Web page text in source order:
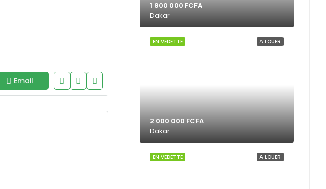
Email
1 800 000 FCFA
Dakar
A LOUER
EN VEDETTE
2 000 000 FCFA
Dakar
A LOUER
EN VEDETTE